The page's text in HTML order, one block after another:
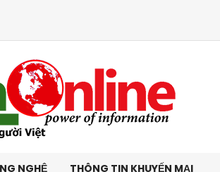
NGHỆ THÔNG TIN KHUYẾN MẠI